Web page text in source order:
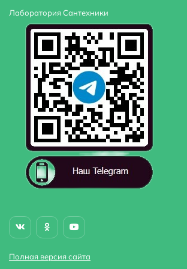
Лаборатория Сантехники
Полная версия сайта